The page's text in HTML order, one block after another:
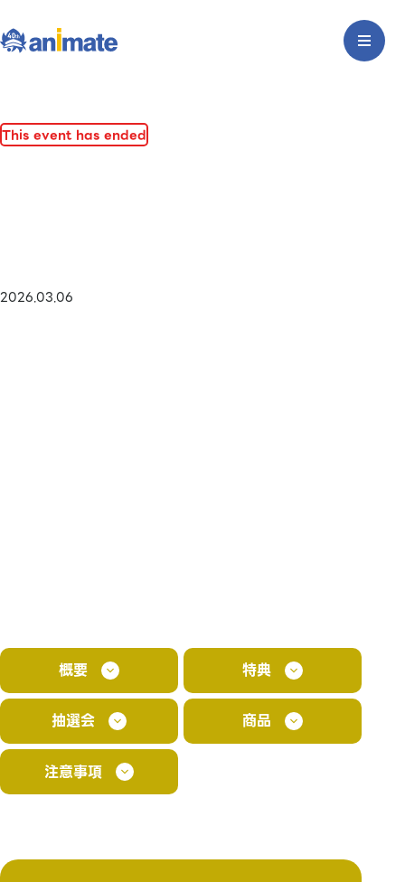
This event has ended
2026.03.06
概要 特典
抽選会 商品
注意事項